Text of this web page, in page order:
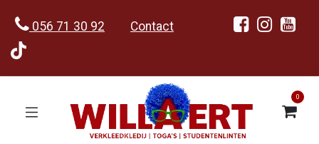
056 71 30 92 Contact
0